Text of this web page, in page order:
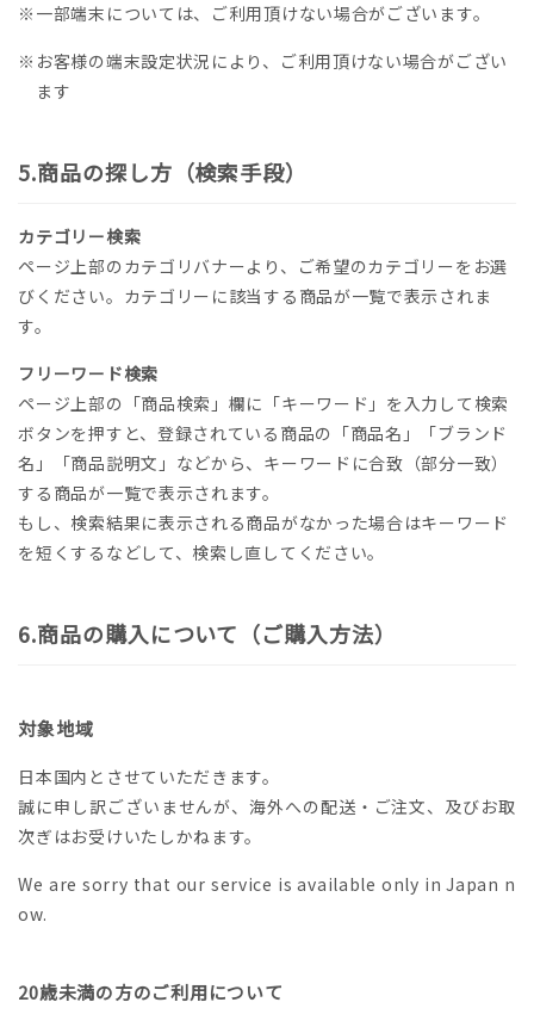
※一部端末については、ご利用頂けない場合がございます。
※お客様の端末設定状況により、ご利用頂けない場合がござい
ます
商品の探し方（検索手段）
カテゴリー検索
ページ上部のカテゴリバナーより、ご希望のカテゴリーをお選
びください。カテゴリーに該当する商品が一覧で表示されま
す。
フリーワード検索
ページ上部の「商品検索」欄に「キーワード」を入力して検索
ボタンを押すと、登録されている商品の「商品名」「ブランド
名」「商品説明文」などから、キーワードに合致（部分一致）
する商品が一覧で表示されます。
もし、検索結果に表示される商品がなかった場合はキーワード
を短くするなどして、検索し直してください。
商品の購入について（ご購入方法）
対象地域
日本国内とさせていただきます。
誠に申し訳ございませんが、海外への配送・ご注文、及びお取
次ぎはお受けいたしかねます。
We are sorry that our service is available only in Japan n
ow.
20歳未満の方のご利用について